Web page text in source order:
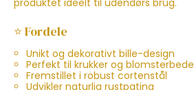
⭐ Fordele
Unikt og dekorativt bille-design
Perfekt til krukker og blomsterbede
Fremstillet i robust cortenstål
Udvikler naturlig rustpatina